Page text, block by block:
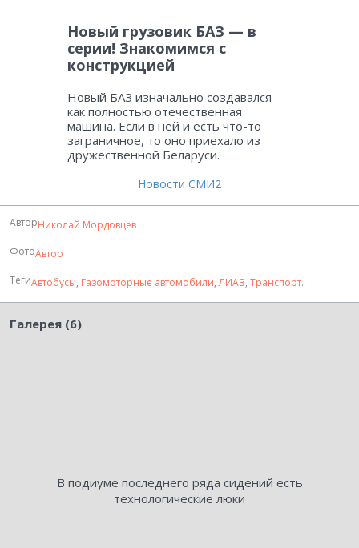
Новый грузовик БАЗ — в
серии! Знакомимся с
конструкцией
Новый БАЗ изначально создавался
как полностью отечественная
машина. Если в ней и есть что-то
заграничное, то оно приехало из
дружественной Беларуси.
Новости СМИ2
АвторНиколай Мордовцев
ФотоАвтор
ТегиАвтобусы, Газомоторные автомобили,ЛИАЗ, Транспорт.
Галерея (6)
В подиуме последнего ряда сидений есть
технологические люки